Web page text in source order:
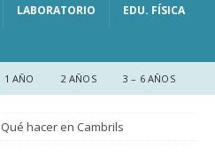
LABORATORIO EDU. FÍSICA
1 AÑO 2 AÑOS 3 – 6 AÑOS
Qué hacer en Cambrils